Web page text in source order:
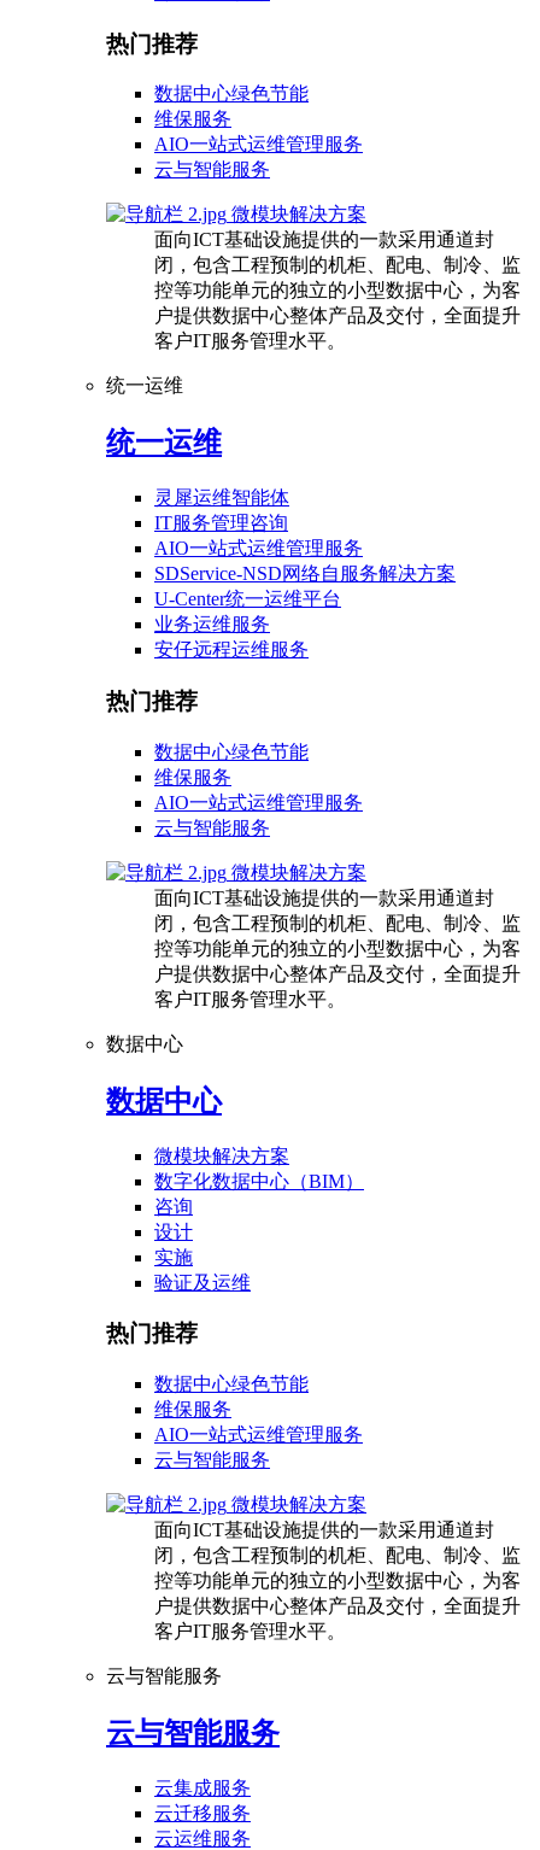
热门推荐
数据中心绿色节能
维保服务
AIO一站式运维管理服务
云与智能服务
微模块解决方案
面向ICT基础设施提供的一款采用通道封
闭，包含工程预制的机柜、配电、制冷、监
控等功能单元的独立的小型数据中心，为客
户提供数据中心整体产品及交付，全面提升
客户IT服务管理水平。
统一运维
统一运维
灵犀运维智能体
IT服务管理咨询
AIO一站式运维管理服务
SDService-NSD网络自服务解决方案
U-Center统一运维平台
业务运维服务
安仔远程运维服务
热门推荐
数据中心绿色节能
维保服务
AIO一站式运维管理服务
云与智能服务
微模块解决方案
面向ICT基础设施提供的一款采用通道封
闭，包含工程预制的机柜、配电、制冷、监
控等功能单元的独立的小型数据中心，为客
户提供数据中心整体产品及交付，全面提升
客户IT服务管理水平。
数据中心
数据中心
微模块解决方案
数字化数据中心（BIM）
咨询
设计
实施
验证及运维
热门推荐
数据中心绿色节能
维保服务
AIO一站式运维管理服务
云与智能服务
微模块解决方案
面向ICT基础设施提供的一款采用通道封
闭，包含工程预制的机柜、配电、制冷、监
控等功能单元的独立的小型数据中心，为客
户提供数据中心整体产品及交付，全面提升
客户IT服务管理水平。
云与智能服务
云与智能服务
云集成服务
云迁移服务
云运维服务